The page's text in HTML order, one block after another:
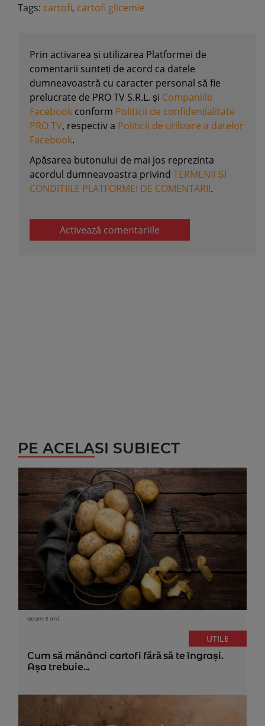
Tags: cartofi, cartofi glicemie
Prin activarea și utilizarea Platformei de
comentarii sunteți de acord ca datele
dumneavoastră cu caracter personal să fie
prelucrate de PRO TV S.R.L. și Companiile
Facebook conform Politicii de confidențialitate
PRO TV, respectiv a Politicii de utilizare a datelor
Facebook.
Apăsarea butonului de mai jos reprezinta
acordul dumneavoastra privind TERMENII ȘI
CONDIȚIILE PLATFORMEI DE COMENTARII.
Activează comentariile
PE ACELASI SUBIECT
acum 3 ani
UTILE
Cum să mănânci cartofi fără să te îngrași.
Așa trebuie...